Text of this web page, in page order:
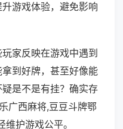
游戏体验，避免影响
家反映在游戏中遇到
到好牌，甚至好像能
是不是有挂？确实存
广西麻将,豆豆斗牌鄂
护游戏公平。